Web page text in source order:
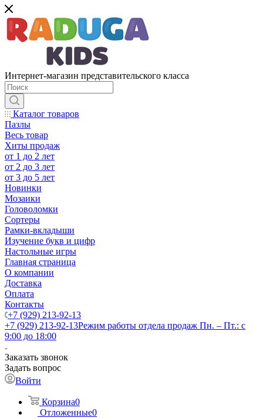
Интернет-магазин представительского класса
Каталог товаров
Пазлы
Весь товар
Хиты продаж
от 1 до 2 лет
от 2 до 3 лет
от 3 до 5 лет
Новинки
Мозаики
Головоломки
Сортеры
Рамки-вкладыши
Изучение букв и цифр
Настольные игры
Главная страница
О компании
Доставка
Оплата
Контакты
+7 (929) 213-92-13
+7 (929) 213-92-13Режим работы отдела продаж Пн. – Пт.: с
9:00 до 18:00
Заказать звонок
Задать вопрос
Войти
Корзина0
Отложенные0